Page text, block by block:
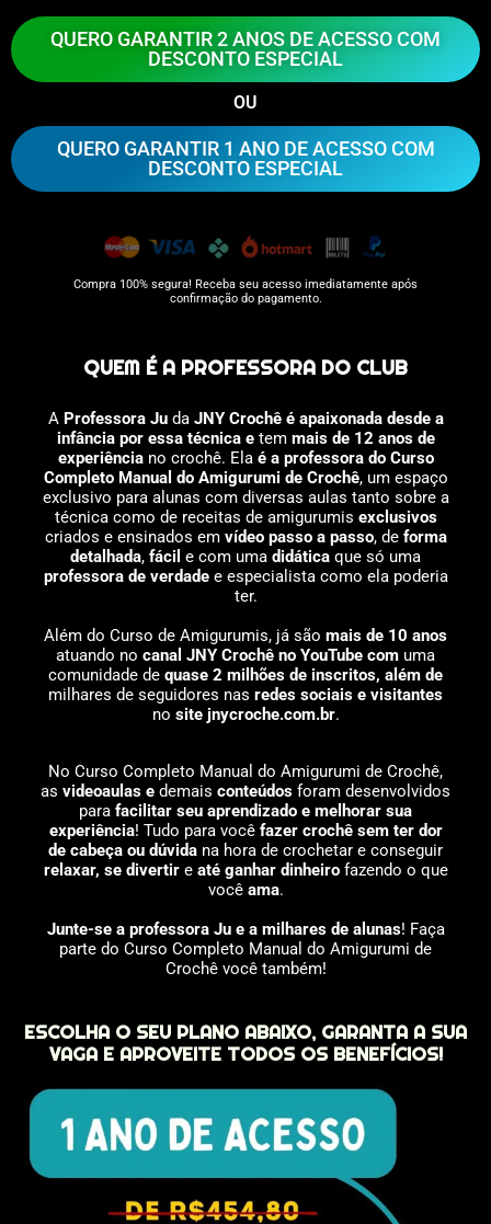
QUERO GARANTIR 2 ANOS DE ACESSO COM
DESCONTO ESPECIAL
OU
QUERO GARANTIR 1 ANO DE ACESSO COM
DESCONTO ESPECIAL
Compra 100% segura! Receba seu acesso imediatamente após
confirmação do pagamento.
QUEM É A PROFESSORA DO CLUB
A Professora Juda JNY Crochê é apaixonada desde a
infância por essa técnica e tem mais de 12 anos de
experiênciano crochê. Ela é a professora do Curso
Completo Manual do Amigurumi de Crochê, um espaço
exclusivo para alunas com diversas aulas tanto sobre a
técnica como de receitas de amigurumis exclusivos
criados e ensinados em vídeo passo a passo, de forma
detalhada, fácil e com uma didática que só uma
professora de verdadee especialista como ela poderia
ter.
Além do Curso de Amigurumis, já são mais de 10 anos
atuando no canal JNY Crochê no YouTube com uma
comunidade de quase 2 milhões de inscritos, além de
milhares de seguidores nas redes sociais e visitantes
no site jnycroche.com.br.
No Curso Completo Manual do Amigurumi de Crochê,
as videoaulas e demais conteúdos foram desenvolvidos
para facilitar seu aprendizado e melhorar sua
experiência! Tudo para você fazer crochê sem ter dor
de cabeça ou dúvida na hora de crochetar e conseguir
relaxar, se divertire até ganhar dinheirofazendo o que
você ama.
Junte-se a professora Ju e a milhares de alunas! Faça
parte do Curso Completo Manual do Amigurumi de
Crochê você também!
ESCOLHA O SEU PLANO ABAIXO, GARANTA A SUA
VAGA E APROVEITE TODOS OS BENEFÍCIOS!